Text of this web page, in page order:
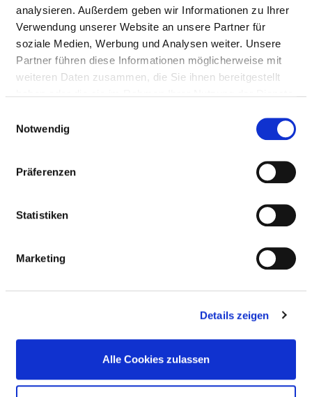
analysieren. Außerdem geben wir Informationen zu Ihrer
Verwendung unserer Website an unsere Partner für
soziale Medien, Werbung und Analysen weiter. Unsere
Partner führen diese Informationen möglicherweise mit
weiteren Daten zusammen, die Sie ihnen bereitgestellt
Notwendig
Präferenzen
Statistiken
Marketing
Details zeigen
Alle Cookies zulassen
NURSING EXPERTISE
Management of a ward / area (PQ05)
Bachelor’s degree (PQ01)
Practical guide (PQ20)
Hygiene officers in nursing care (PQ14)
Stoma management (ZP15)
Wound management (ZP16)
Nutrition management (ZP06)